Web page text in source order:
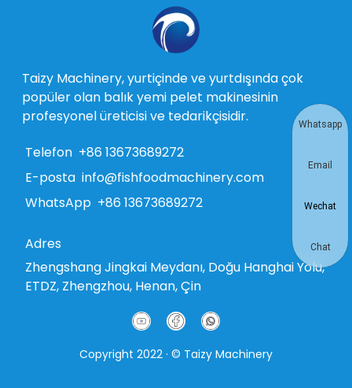
Taizy Machinery, yurtiçinde ve yurtdışında çok
popüler olan balık yemi pelet makinesinin
profesyonel üreticisi ve tedarikçisidir.
Telefon +86 13673689272
E-posta info@fishfoodmachinery.com
WhatsApp +86 13673689272
Adres
Zhengshang Jingkai Meydanı, Doğu Hanghai Yolu,
ETDZ, Zhengzhou, Henan, Çin
Copyright 2022 · © Taizy Machinery
Whatsapp
Email
Wechat
Chat